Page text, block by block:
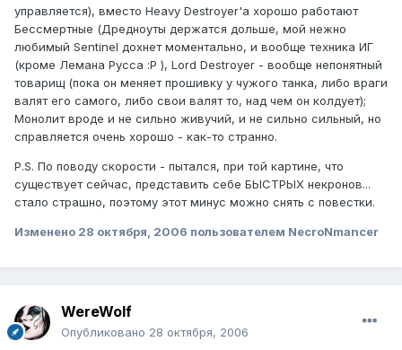
управляется), вместо Heavy Destroyer'а хорошо работают
Бессмертные (Дредноуты держатся дольше, мой нежно
любимый Sentinel дохнет моментально, и вообще техника ИГ
(кроме Лемана Русса :P ), Lord Destroyer - вообще непонятный
товарищ (пока он меняет прошивку у чужого танка, либо враги
валят его самого, либо свои валят то, над чем он колдует);
Монолит вроде и не сильно живучий, и не сильно сильный, но
справляется очень хорошо - как-то странно.
P.S. По поводу скорости - пытался, при той картине, что
существует сейчас, представить себе БЫСТРЫХ некронов...
стало страшно, поэтому этот минус можно снять с повестки.
Изменено 28 октября, 2006 пользователем NecroNmancer
WereWolf
Опубликовано 28 октября, 2006